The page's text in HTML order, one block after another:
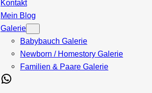
Kontakt
Mein Blog
Galerie
Babybauch Galerie
Newborn / Homestory Galerie
Familien & Paare Galerie
WhatsApp